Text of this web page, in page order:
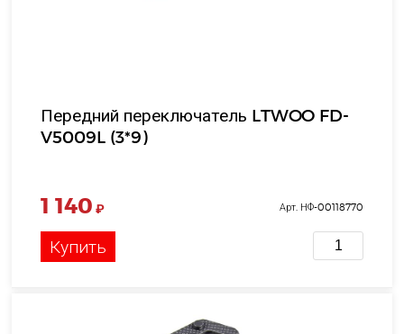
Передний переключатель LTWOO FD-
V5009L (3*9)
1 140 ₽ Арт. НФ-00118770
Купить